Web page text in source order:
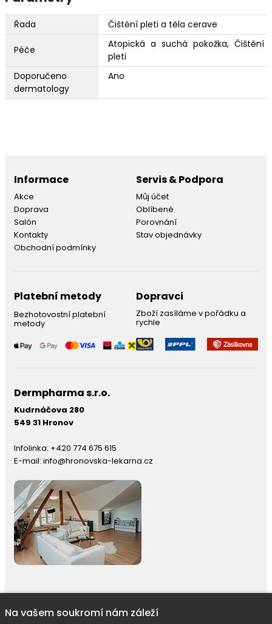
Řada Čištění pleti a těla cerave
Péče
Atopická a suchá pokožka, Čištění
pleti
Doporučeno
dermatology
Ano
Informace
Akce
Doprava
Salón
Kontakty
Obchodní podmínky
Servis & Podpora
Můj účet
Oblíbené
Porovnání
Stav objednávky
Platební metody
Bezhotovostní platební
metody
Dopravci
Zboží zasíláme v pořádku a
rychle
Dermpharma s.r.o.
Kudrnáčova 280
549 31 Hronov
Infolinka: +420 774 675 615
E-mail: info@hronovska-lekarna.cz
© 2026 |E-shop JEDNIČKY|Marketing
Na vašem soukromí nám záleží